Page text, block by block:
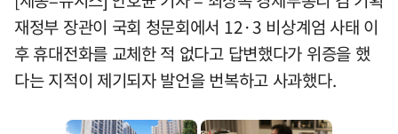
재정부 장관이 국회 청문회에서 12·3 비상계엄 사태 이
후 휴대전화를 교체한 적 없다고 답변했다가 위증을 했
다는 지적이 제기되자 발언을 번복하고 사과했다.